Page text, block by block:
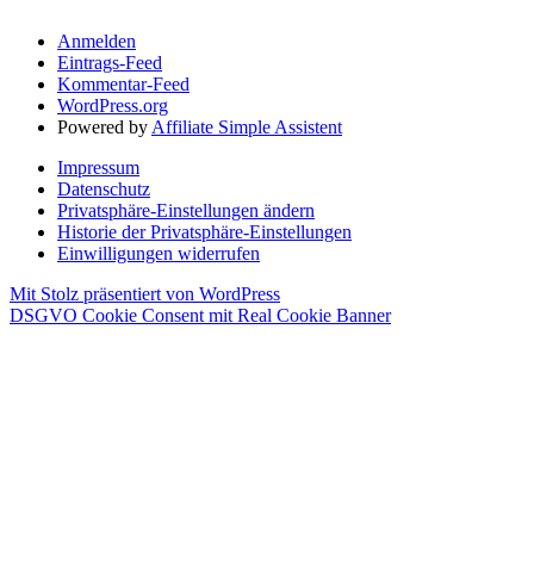
Anmelden
Eintrags-Feed
Kommentar-Feed
WordPress.org
Powered by Affiliate Simple Assistent
Impressum
Datenschutz
Privatsphäre-Einstellungen ändern
Historie der Privatsphäre-Einstellungen
Einwilligungen widerrufen
Mit Stolz präsentiert von WordPress
DSGVO Cookie Consent mit Real Cookie Banner